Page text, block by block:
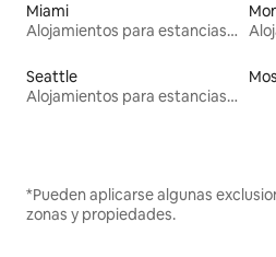
Miami
Alojamientos para estancias largas
Seattle
Alojamientos para estancias largas
*Pueden aplicarse algunas
zonas y propiedades.